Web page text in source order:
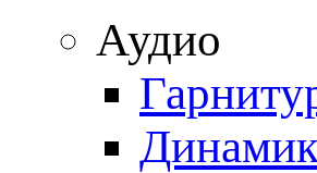
Аудио